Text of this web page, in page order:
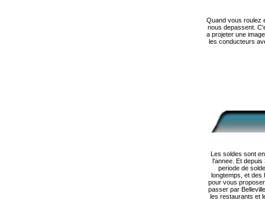
Quand vous roulez
nous depassent.
a projeter une
les conducteurs
Les soldes sont
l'annee. Et
periode de
longtemps, et des
pour vous
passer par
les restaurants et